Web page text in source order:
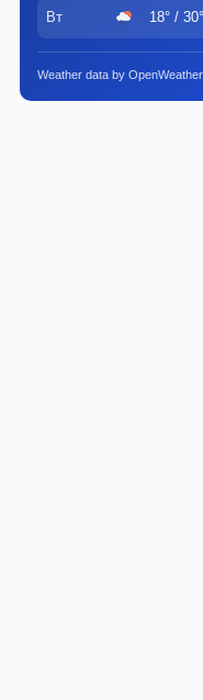
Вт 18° / 30°
Weather data by OpenWeather